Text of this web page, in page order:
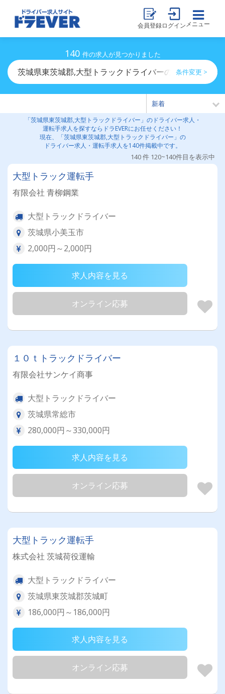
会員登録ログイン メニュー
140 件の求人が見つかりました
茨城県東茨城郡,大型トラックドライバーのドライバー求
条件変更 >
「茨城県東茨城郡,大型トラックドライバー」のドライバー求人・
運転手求人を探すならドラEVERにお任せください！
現在、「茨城県東茨城郡,大型トラックドライバー」の
ドライバー求人・運転手求人を140件掲載中です。
140 件 120~140件目を表示中
大型トラック運転手
有限会社 青柳鋼業
大型トラックドライバー
茨城県小美玉市
2,000円～2,000円
求人内容を見る
オンライン応募
１０ｔトラックドライバー
有限会社サンケイ商事
大型トラックドライバー
茨城県常総市
280,000円～330,000円
求人内容を見る
オンライン応募
大型トラック運転手
株式会社 茨城荷役運輸
大型トラックドライバー
茨城県東茨城郡茨城町
186,000円～186,000円
求人内容を見る
オンライン応募